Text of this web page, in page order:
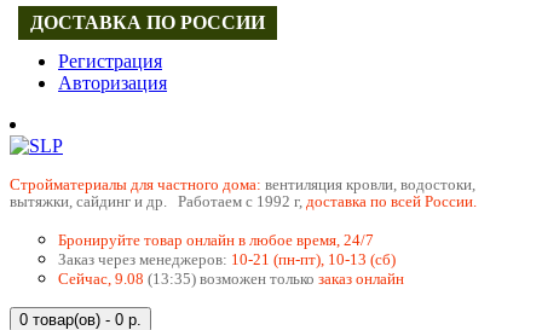
Регистрация
Авторизация
Cтройматериалы для частного дома: вентиляция кровли, водостоки,
вытяжки, сайдинг и др. Работаем с 1992 г, доставка по всей России.
Бронируйте товар онлайн в любое время, 24/7
Заказ через менеджеров: 10-21 (пн-пт), 10-13 (сб)
Сейчас, 9.08 (13:35) возможен только заказ онлайн
0 товар(ов) - 0 р.
ДОСТАВКА ПО РОССИИ